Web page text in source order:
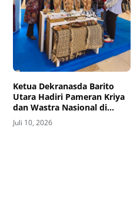
Ketua Dekranasda Barito
Utara Hadiri Pameran Kriya
dan Wastra Nasional di
Makassar
Juli 10, 2026